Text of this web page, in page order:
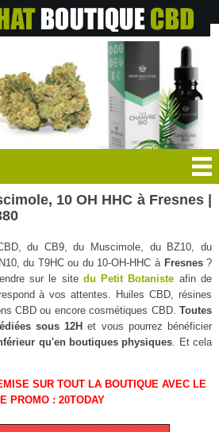
10 OH HHC à Fresnes |
du CB9, du Muscimole, du BZ10, du
du T9HC ou du 10-OH-HHC à Fresnes?
sur le site du Petit Botaniste afin de
à vos attentes. Huiles CBD, résines
CBD ou encore cosmétiques CBD.Toutes
sous 12H et vous pourrez bénéficier
qu'en boutiques physiques . Et cela
SUR TOUT LA BOUTIQUE AVEC LE
PROMO : 20TODAY